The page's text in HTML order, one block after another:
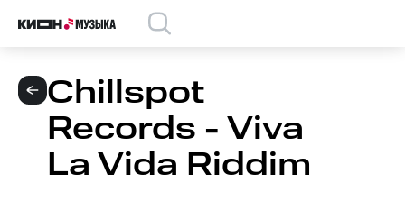
Chillspot
Records - Viva
La Vida Riddim